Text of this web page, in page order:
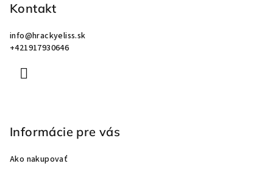
Kontakt
info@hrackyeliss.sk
+421917930646
Informácie pre vás
Ako nakupovať